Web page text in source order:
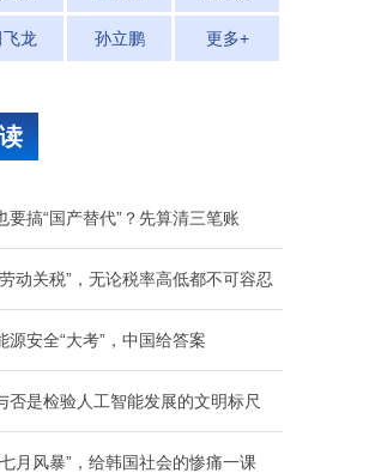
飞龙 孙立鹏 更多+
要搞“国产替代”？先算清三笔账
动关税”，无论税率高低都不可容忍
源安全“大考”，中国给答案
否是检验人工智能发展的文明标尺
月风暴”，给韩国社会的惨痛一课